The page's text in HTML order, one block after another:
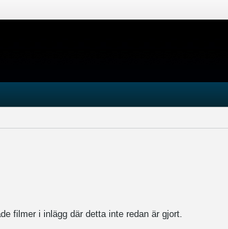
filmer i inlägg där detta inte redan är gjort.